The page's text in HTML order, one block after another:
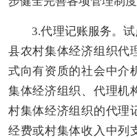
3.代理记账服务。
县农村集体经济组织代
式向有资质的社会中介
集体经济组织 、代理机
村集体经济组织的代理
经费或村集体收入中列